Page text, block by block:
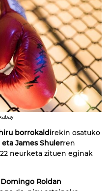
borrokaldirekin osatuko
James Shulerren
neurketa zituen eginak
Roldan